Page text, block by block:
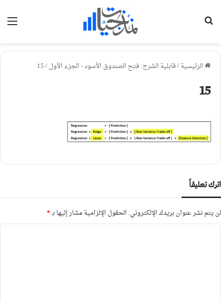
الرئيسية/قابلية الشرح: فتح الصندوق الأسود - الجزء الأول/
15
15
اترك تعليقاً
لن يتم نشر عنوان بريدك الإلكتروني. الحقول الإلزامية مشار إليها بـ*